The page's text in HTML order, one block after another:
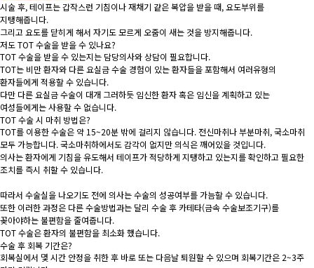
시술 후, 테이프는 갑작스런 기침이나 재채기 같은 복압을 받을 때, 요도부위를
지탱해줍니다.
그리고 요도를 닫히게 해서 자기도 모르게 오줌이 새는 것을 방지해줍니다.
저도 TOT 수술을 받을 수 있나요?
TOT 수술을 받을 수 있는지는 담당의사와 상담이 필요합니다.
TOT는 비만 환자와 다른 요실금 수술 경험이 있는 환자들을 포함해서 여러유형의
환자들에게 적용할 수 있습니다.
다만 다른 요실금 수술이 대개 그러하듯 임신한 환자 혹은 임신을 계획하고 있는
여성들에게는 사용할 수 없습니다.
TOT 수술 시 마취 방법은?
TOT를 이용한 수술은 약 15~20분 밖에 걸리지 않습니다. 전신마취나 부분마취, 국소마취
모두 가능합니다. 국소마취하에서도 감각이 없지만 의식은 깨어있을 것입니다.
의사는 환자에게 기침을 유도해서 테이프가 적당하게 지탱하고 있는지를 확인하고 필요한
조치를 즉시 취할 수 있습니다.
따라서 수술실을 나오기도 전에 의사는 수술의 성공여부를 가늠할 수 있습니다.
또한 이러한 과정은 다른 수술방법과는 달리 수술 후 카테타(금속 수술보조기구)를
꽂아야하는 불편함을 줄여줍니다.
TOT 수술은 환자의 불편함을 최소화 했습니다.
수술 후 회복 기간은?
회복실에서 몇 시간 안정을 취한 후 바로 또는 다음날 퇴원할 수 있으며 회복기간은 2~3주